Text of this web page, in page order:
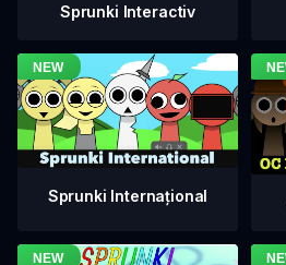
Sprunki Interactiv
Sprunki Internațional